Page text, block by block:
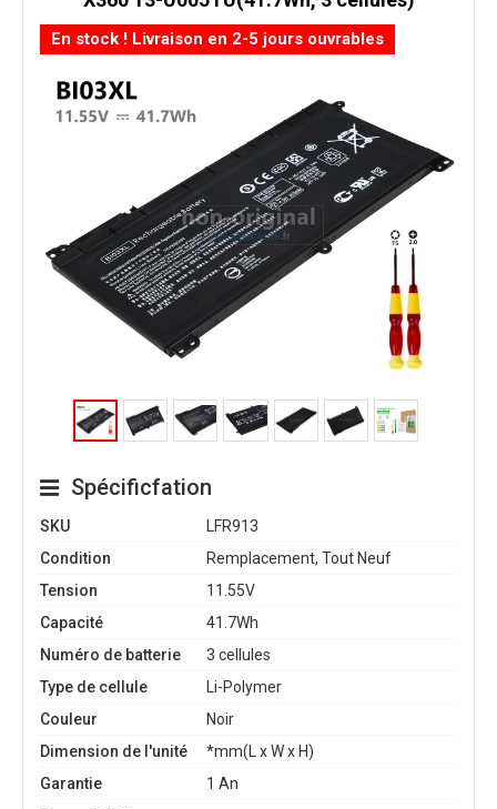
En stock ! Livraison en 2-5 jours ouvrables
Spécificfation
SKU
LFR913
Condition
Remplacement, Tout Neuf
Tension
11.55V
Capacité
41.7Wh
Numéro de batterie
3 cellules
Type de cellule
Li-Polymer
Couleur
Noir
Dimension de l'unité
*mm(L x W x H)
Garantie
1 An